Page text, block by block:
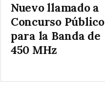
Nuevo llamado a
Concurso Público
para la Banda de
450 MHz